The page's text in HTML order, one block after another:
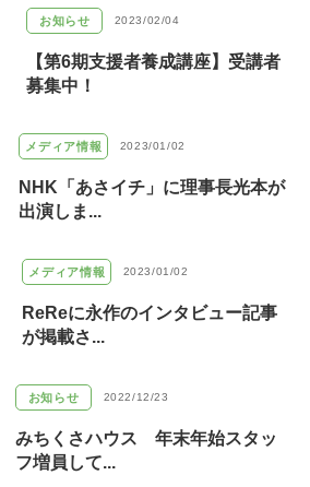
お知らせ 2023/02/04
【第6期支援者養成講座】受講者
募集中！
メディア情報 2023/01/02
NHK「あさイチ」に理事長光本が
出演しま...
メディア情報 2023/01/02
ReReに永作のインタビュー記事
が掲載さ...
お知らせ 2022/12/23
みちくさハウス 年末年始スタッ
フ増員して...